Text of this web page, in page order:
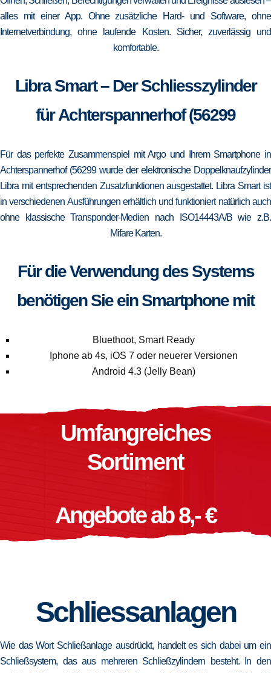
alles mit einer App. Ohne zusätzliche Hard- und Software, ohne
Internetverbindung, ohne laufende Kosten. Sicher, zuverlässig und
komfortable.
Libra Smart – Der Schliesszylinder
für Achterspannerhof (56299
Für das perfekte Zusammenspiel mit Argo und Ihrem Smartphone in
Achterspannerhof (56299 wurde der elektronische Doppelknaufzylinder
Libra mit entsprechenden Zusatzfunktionen ausgestattet. Libra Smart ist
in verschiedenen Ausführungen erhältlich und funktioniert natürlich auch
ohne klassische Transponder-Medien nach ISO14443A/B wie z.B.
Mifare Karten.
Für die Verwendung des Systems
benötigen Sie ein Smartphone mit
Bluethoot, Smart Ready
Iphone ab 4s, iOS 7 oder neuerer Versionen
Android 4.3 (Jelly Bean)
Umfangreiches
Sortiment
Angebote ab 8,- €
Schliessanlagen
Wie das Wort Schließanlage ausdrückt, handelt es sich dabei um ein
Schließsystem, das aus mehreren Schließzylindern besteht. In den